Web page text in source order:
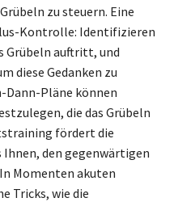
zu steuern. Eine
Kontrolle: Identifizieren
Grübeln auftritt, und
diese Gedanken zu
Dann-Pläne können
die das Grübeln
fördert die
den gegenwärtigen
Momenten akuten
Tricks, wie die